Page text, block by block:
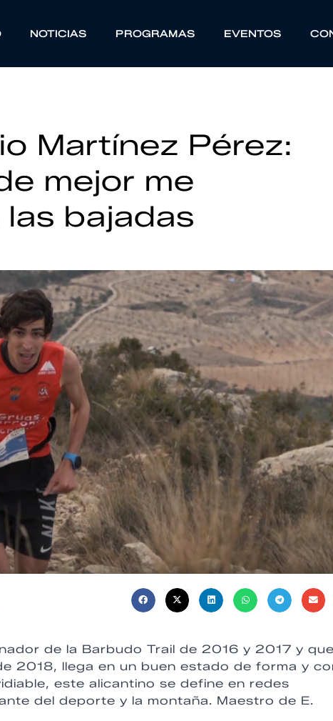
NOTICIAS PROGRAMAS EVENTOS
Martínez Pérez:
mejor me
bajadas
de la Barbudo Trail de 2016 y 2017 y que
2018, llega en un buen estado de forma y
este alicantino se define en redes
del deporte y la montaña. Maestro de E.